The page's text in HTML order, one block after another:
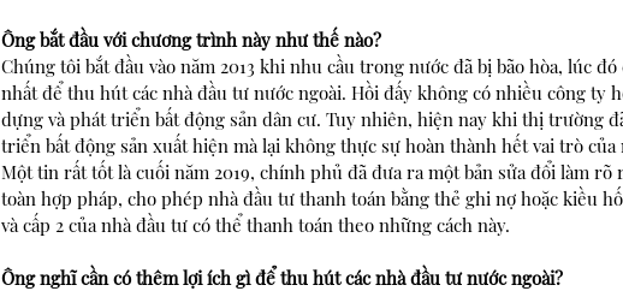
Ông bắt đầu với chương trình này như thế nào?
Chúng tôi bắt đầu vào năm 2013 khi nhu cầu trong nước đã bị bão hòa, lúc
nhất để thu hút các nhà đầu tư nước ngoài. Hồi đấy không có nhiều công ty
dựng và phát triển bất động sản dân cư. Tuy nhiên, hiện nay khi thị trường
triển bất động sản xuất hiện mà lại không thực sự hoàn thành hết vai trò của
Một tin rất tốt là cuối năm 2019, chính phủ đã đưa ra một bản sửa đổi làm rõ
toàn hợp pháp, cho phép nhà đầu tư thanh toán bằng thẻ ghi nợ hoặc kiều
và cấp 2 của nhà đầu tư có thể thanh toán theo những cách này.
Ông nghĩ cần có thêm lợi ích gì để thu hút các nhà đầu tư nước ngoài?